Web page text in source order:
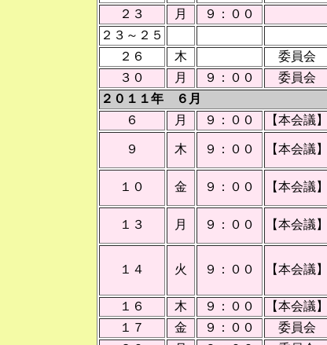
２３
月 ９：００
２３～２５
２６
木 委員会
３０
月 ９：００ 委員会
２０１１年 ６月
６
月 ９：００ 【本会議】
９ 木 ９：００ 【本会議】
１０ 金 ９：００ 【本会議】
１３ 月 ９：００ 【本会議】
１４ 火 ９：００ 【本会議】
１６ 木 ９：００ 【本会議】
１７
金 ９：００ 委員会